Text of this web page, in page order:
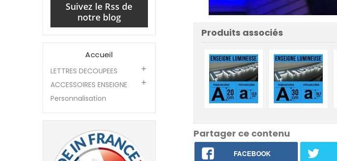
Suivez le Rss de
notre blog
Accueil
LETTRES DECOUPEES 
ACCESSOIRES ENSEIGNE 
Personnalisation
Produits associés
Partager ce contenu
FACEBOOK